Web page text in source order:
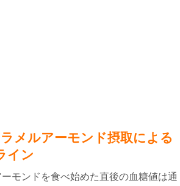
メルアーモンド摂取による
イン
モンドを食べ始めた直後の血糖値は通